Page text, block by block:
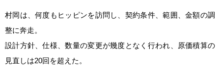
村岡は、何度もヒッピンを訪問し、契約条件、範囲、金額の調
整に奔走。
設計方針、仕様、数量の変更が幾度となく行われ、原価積算の
見直しは20回を超えた。